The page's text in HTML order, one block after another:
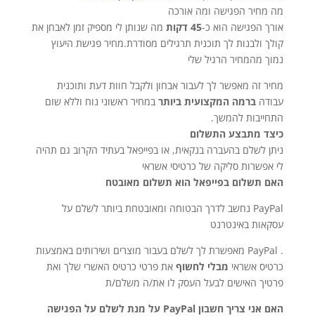
מה מחיר הפגישה ומה אורכה
אורך הפגישה הוא כ-45 דקות
מה שנותן לי מספיק זמן לאבחן את
קולך ולבנות לך תוכנית תרגילים מסודרת.מחיר פגישת היעוץ
נמוך מהמחיר הרגיל שלי
מחיר זה מאפשר לך לעבור אבחון ולקבל חוות דעת ותוכנית
עבודה ברמה המקצועית ביותרבמחיר ראשוני נוח וללא שום
התחייבות להמשך.
כיצד מתבצע התשלום
ניתן לשלם בהעברה בנקאית, או בפייפאל בעתיד הקרוב גם תהיה
לי אפשרות סליקה של כרטיסי אשראי
האם תשלום בפייפאל הוא תשלום מאובטח
PayPal נחשב לדרך הבטוחה ומאובטחת ביותר לשלם על
עסקאות באינטרנט
. PayPal מאפשרת לך לשלם בעבור מוצרים ושירותים באמצעות
כרטיס אשראי מבלי לחשוףאת פרטי כרטיס האשרי שלך ואת
פרטיך האישים לבעל העסק לו את/ה משלם/ת
האם אני צריך חשבון PayPal על מנת לשלם על הפגישה